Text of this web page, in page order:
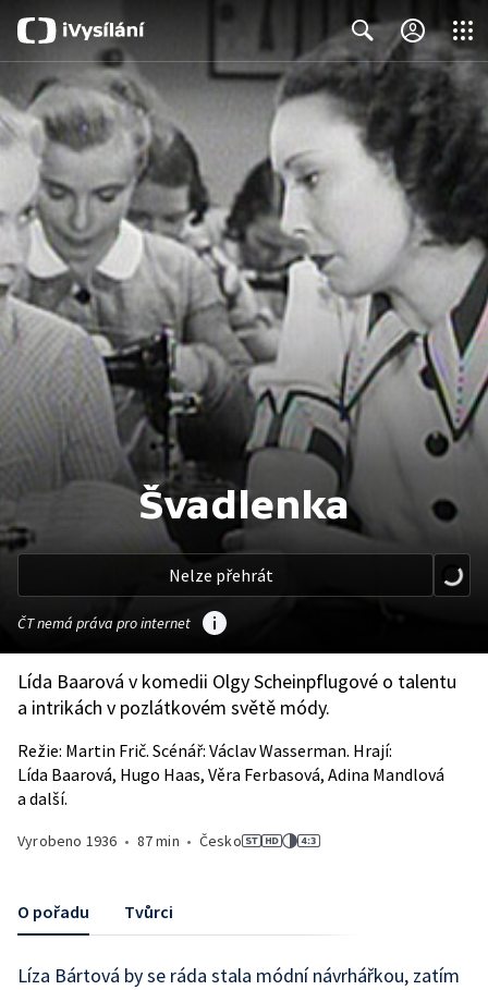
Search Close
Švadlenka
Nelze přehrát
ČT nemá práva pro internet
Lída Baarová v komedii Olgy Scheinpflugové o talentu
a intrikách v pozlátkovém světě módy.
Režie: Martin Frič. Scénář: Václav Wasserman. Hrají:
Lída Baarová, Hugo Haas, Věra Ferbasová, Adina Mandlová
a další.
Vyrobeno 1936 • 87 min • Česko
O pořadu Tvůrci
Líza Bártová by se ráda stala módní návrhářkou, zatím